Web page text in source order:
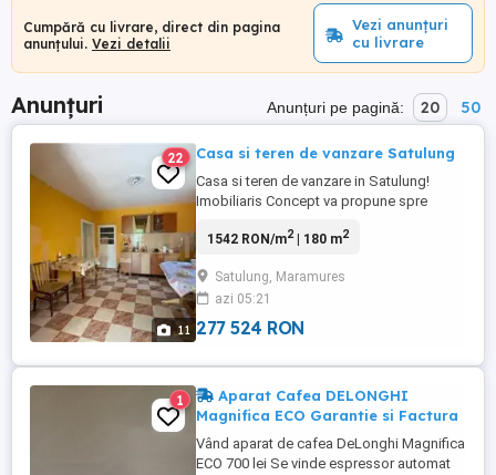
Cumpără cu livrare, direct din pagina
anunțului. Vezi detalii
Vezi anunțuri
cu livrare
Anunțuri Anunțuri pe pagină: 20 50
11
22 Casa si teren de vanzare Satulung
Casa si teren de vanzare in Satulung!
Imobiliaris Concept va propune spre
suprafata de 2430 mp in Satulung!
sunt racordate la utilitati(apa, gaz, curent).
Pret 53 000 Eur. Pentru mai multe detalii
sau pentru vizionare ...
1542 RON/m2| 180 m2
Satulung, Maramures
azi 05:21
277 524 RON
1
Aparat Cafea DELONGHI
Magnifica ECO Garantie si Factura
Vând aparat de cafea DeLonghi Magnifica
ECO 700 lei Se vinde espressor automat